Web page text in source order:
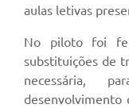
A Prefeitura
Meio Ambiente
PPA
SIAFIC
aulas letivas
No piloto foi
substituições de
necessária,